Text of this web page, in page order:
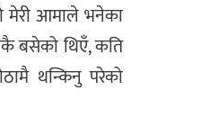
मेरी आमाले भनेका
बसेको थिएँ, कति
थन्किनु परेको